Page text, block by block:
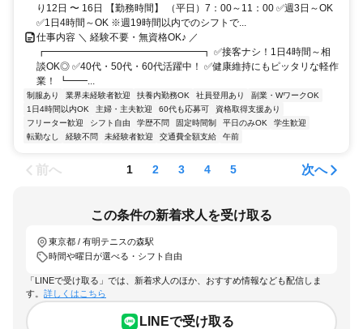
り12日 〜 16日 【勤務時間】 （平日）7：00～11：00 ✅週3日～OK
✅1日4時間～OK ※週19時間以内でのシフトで...
仕事内容 ＼ 経験不要・無資格OK♪ ／
┏━━━━━━━━━━━━━━━━┓ ✅接客ナシ！1日4時間～相
談OK◎ ✅40代・50代・60代活躍中！ ✅健康維持にもピッタリな軽作
業！ ┗━━...
制服あり 業界未経験者歓迎 扶養内勤務OK 社員登用あり
副業・WワークOK
1日4時間以内OK
主婦・主夫歓迎 60代も応募可
資格取得支援あり
フリーター歓迎
シフト自由 学歴不問 固定時間制 平日のみOK
学生歓迎
転勤なし
経験不問 未経験者歓迎 交通費全額支給 午前
前へ 1 2 3 4 5 次へ
この条件の新着求人を受け取る
東京都 / 有明テニスの森駅
時間や曜日が選べる・シフト自由
「LINEで受け取る」では、新着求人のほか、おすすめ情報なども配信しま
す。 詳しくはこちら
LINEで受け取る